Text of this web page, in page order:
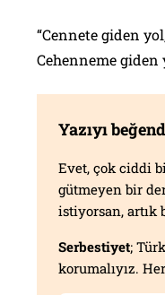
“Cennete giden
Cehenneme
Yazıyı
Evet, çok ciddi
gütmeyen bir
istiyorsan, artık
Serbestiyet;
korumalıyız.